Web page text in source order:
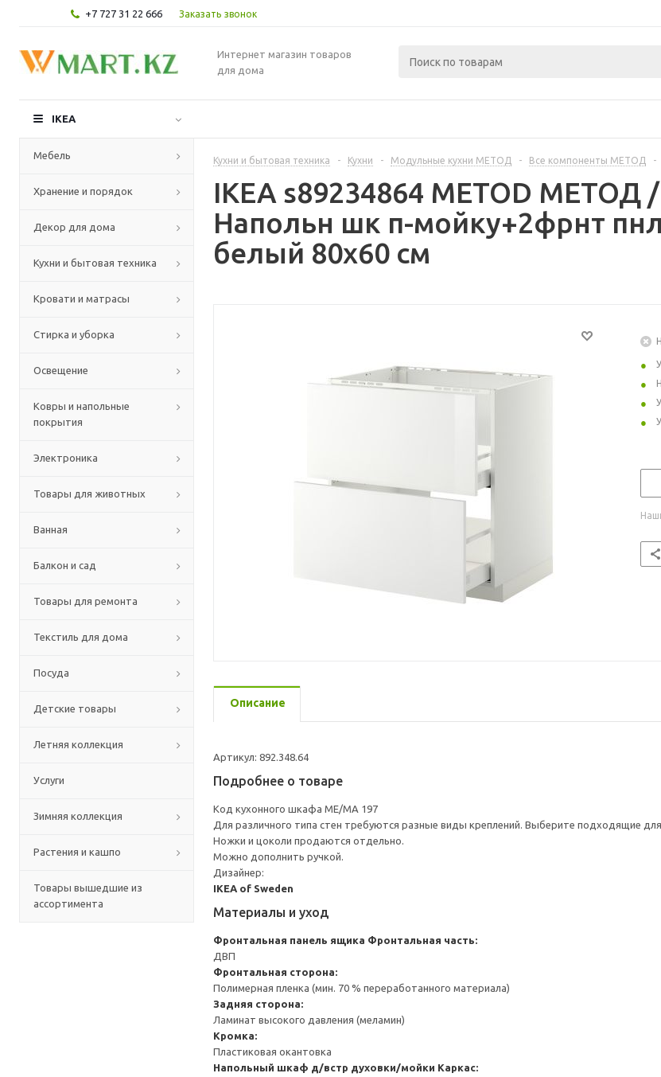
+7 727 31 22 666 Заказать звонок
Интернет магазин товаров
для дома
IKEA
Мебель
Хранение и порядок
Декор для дома
Кухни и бытовая техника
Кровати и матрасы
Стирка и уборка
Освещение
Ковры и напольные
покрытия
Электроника
Товары для животных
Ванная
Балкон и сад
Товары для ремонта
Текстиль для дома
Посуда
Детские товары
Летняя коллекция
Услуги
Зимняя коллекция
Растения и кашпо
Товары вышедшие из
ассортимента
Кухни и бытовая техника - Кухни - Модульные кухни МЕТОД - Все компоненты МЕТОД -
IKEA s89234864 METOD
Напольн шк п-мойку+2фрнт
белый 80x60 см
Описание
Артикул: 892.348.64
Подробнее о товаре
Код кухонного шкафа ME/MA 197
Для различного типа стен требуются разные виды креплений. Выберите подходящие
Ножки и цоколи продаются отдельно.
Можно дополнить ручкой.
Дизайнер:
IKEA of Sweden
Материалы и уход
Фронтальная панель ящика Фронтальная часть:
ДВП
Фронтальная сторона:
Полимерная пленка (мин. 70 % переработанного материала)
Задняя сторона:
Ламинат высокого давления (меламин)
Кромка:
Пластиковая окантовка
Напольный шкаф д/встр духовки/мойки Каркас: